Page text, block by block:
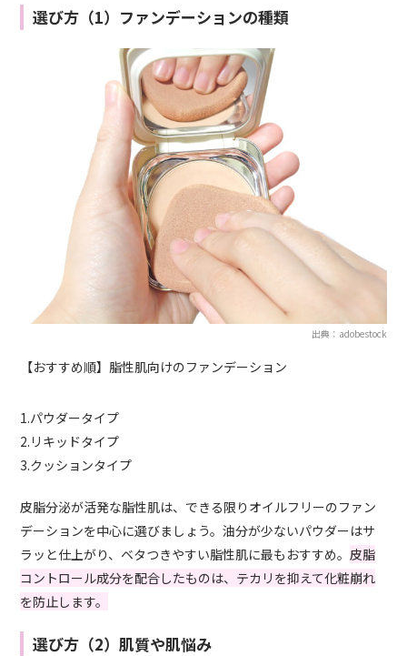
選び方（1）ファンデーションの種類
出典：adobestock
【おすすめ順】脂性肌向けのファンデーション
1.パウダータイプ
2.リキッドタイプ
3.クッションタイプ
皮脂分泌が活発な脂性肌は、できる限りオイルフリーのファン
デーションを中心に選びましょう。油分が少ないパウダーはサ
ラッと仕上がり、ベタつきやすい脂性肌に最もおすすめ。 皮脂
コントロール成分を配合したものは、テカリを抑えて化粧崩れ
を防止します。
選び方（2）肌質や肌悩み